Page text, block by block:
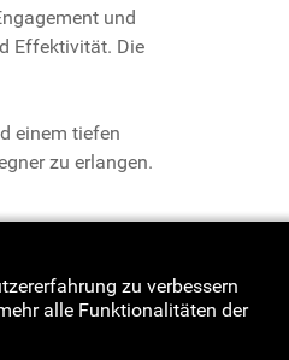
und
Effektivität. Die
einem tiefen
zu erlangen.
zu verbessern
alle Funktionalitäten der